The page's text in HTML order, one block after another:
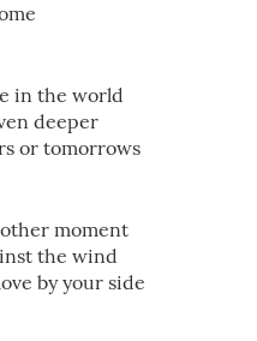
in the world
deeper
or tomorrows
moment
the wind
by your side